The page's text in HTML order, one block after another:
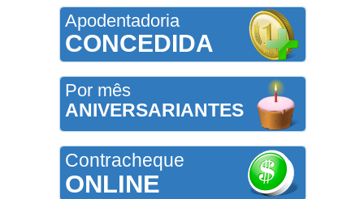
Apodentadoria
CONCEDIDA
Por mês
ANIVERSARIANTES
Contracheque
ONLINE